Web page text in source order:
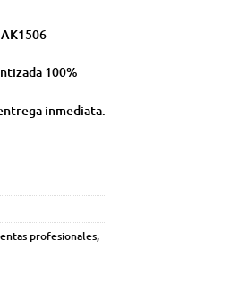
100%
inmediata.
profesionales,